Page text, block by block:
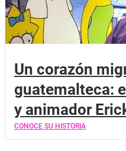
Un corazón
guatemalteca:
y animador
CONOCE SU HISTORIA